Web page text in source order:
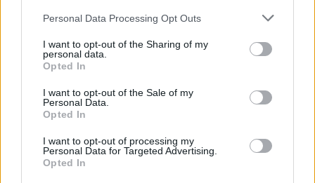
Personal Data Processing Opt Outs
I want to opt-out of the Sharing of my
personal data.
Opted In
I want to opt-out of the Sale of my
Personal Data.
Opted In
I want to opt-out of processing my
Personal Data for Targeted Advertising.
Opted In
από 10/12 έως 12/12